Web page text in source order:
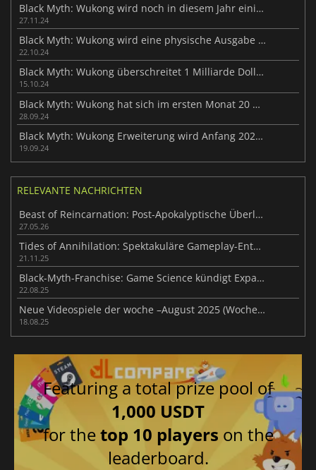
Black Myth: Wukong wird noch in diesem Jahr einige "Überraschungen" erleben
27.11.24
Black Myth: Wukong wird eine physische Ausgabe für PS5 haben
22.10.24
Black Myth: Wukong überschreitet 1 Milliarde Dollar Umsatz auf Steam
15.10.24
Black Myth: Wukong hat sich im ersten Monat 20 Millionen Mal verkauft
28.09.24
Black Myth: Wukong Erweiterung wird Anfang 2025 veröffentlicht?
19.09.24
RELEVANTE NACHRICHTEN
Beast of Reincarnation: Post-Apokalyptische Überlebensreise
27.05.26
Tides of Annihilation: Spektakuläre Gameplay-Enthüllung
21.11.25
Black-Myth-Franchise: Game Science kündigt Expansion an
22.08.25
Neue Videospiele der woche –August 2025 (Woche 34)
18.08.25
Featuring a total prize pool of
1,000 USDT
for thetop 10 players on the
leaderboard.